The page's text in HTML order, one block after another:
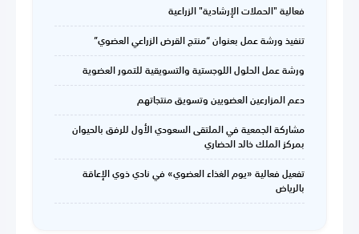
فعالية "الحملات الإرشادية" الزراعية
تنفيذ ورشة عمل بعنوان “منتج القرض الزراعي العضوي”
ورشة عمل الحلول اللوجستية والتسويقية للتمور العضوية
دعم المزارعين العضويين وتسويق منتجاتهم
مشاركة الجمعية في الملتقى السعودي الأول للرفق بالحيوان
بمركز الملك خالد الحضاري
تفعيل فعالية «يوم الغذاء العضوي» في نادي ذوي الإعاقة
بالرياض